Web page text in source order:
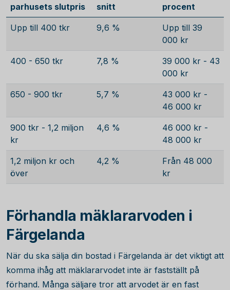
parhusets slutpris
snitt
procent
Upp till 400 tkr 9,6 %
Upp till 39
000 kr
400 - 650 tkr 7,8 %
39 000 kr - 43
000 kr
650 - 900 tkr 5,7 %
43 000 kr -
46 000 kr
900 tkr - 1,2 miljon
kr
4,6 %
46 000 kr -
48 000 kr
1,2 miljon kr och
över
4,2 %
Från 48 000
kr
Förhandla mäklararvoden i
Färgelanda
När du ska sälja din bostad i Färgelanda är det viktigt att
komma ihåg att mäklararvodet inte är fastställt på
förhand. Många säljare tror att arvodet är en fast